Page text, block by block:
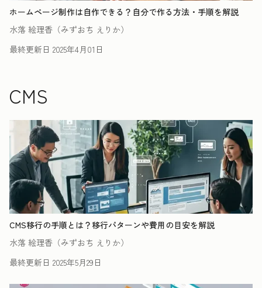
ホームページ制作は自作できる？自分で作る方法・手順を解説
水落 絵理香（みずおち えりか）
最終更新日 2025年4月01日
CMS
CMS移行の手順とは？移行パターンや費用の目安を解説
水落 絵理香（みずおち えりか）
最終更新日 2025年5月29日